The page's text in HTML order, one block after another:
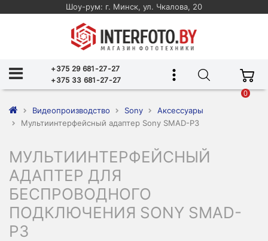
Шоу-рум: г. Минск, ул. Чкалова, 20
+375 29 681-27-27
+375 33 681-27-27
0
Видеопроизводство Sony
Аксессуары
Мультиинтерфейсный адаптер Sony SMAD-P3
МУЛЬТИИНТЕРФЕЙСНЫЙ
АДАПТЕР ДЛЯ
БЕСПРОВОДНОГО
ПОДКЛЮЧЕНИЯ SONY SMAD-
P3